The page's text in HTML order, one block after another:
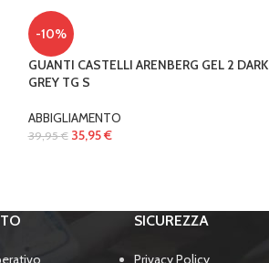
-10%
GUANTI CASTELLI ARENBERG GEL 2 DARK
GREY TG S
ABBIGLIAMENTO
39,95€ 35,95€
SICUREZZA
Privacy Policy